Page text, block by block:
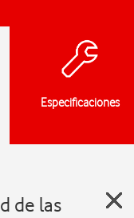
Especificaciones
de las